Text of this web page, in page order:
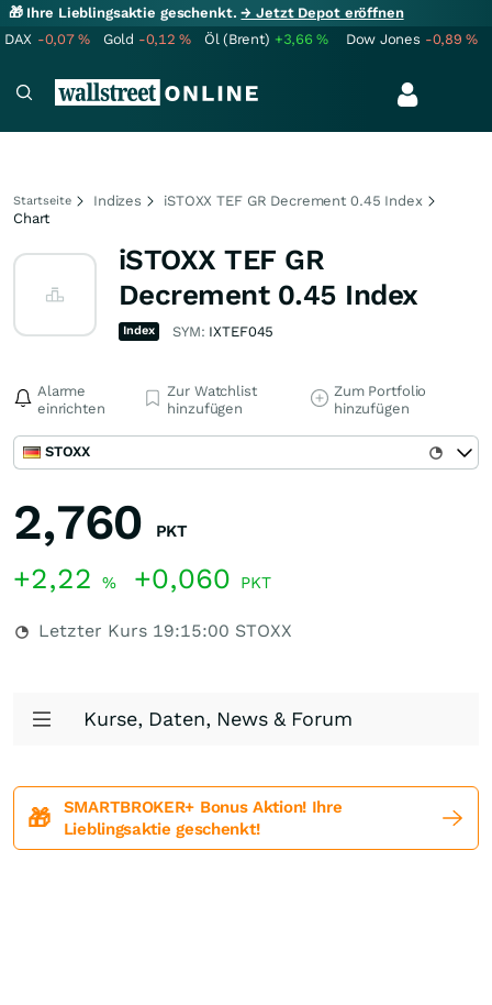
🎁 Ihre Lieblingsaktie geschenkt.→ Jetzt Depot eröffnen
DAX -0,07% Gold -0,12% Öl (Brent) +3,66% Dow Jones -0,89%
Startseite Indizes
iSTOXX TEF GR Decrement 0.45 Index
Chart
iSTOXX TEF GR
Decrement 0.45 Index
Index SYM: IXTEF045
Alarme
einrichten
Zur Watchlist
hinzufügen
Zum Portfolio
hinzufügen
STOXX
2,760 PKT
+2,22 % +0,060 PKT
Letzter Kurs 19:15:00 STOXX
Kurse, Daten, News & Forum
🎁
SMARTBROKER+ Bonus Aktion! Ihre
Lieblingsaktie geschenkt!